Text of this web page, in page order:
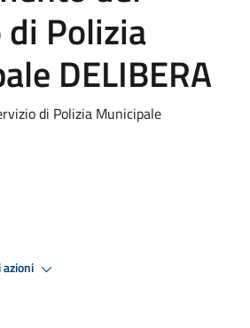
Polizia
DELIBERA
di Polizia Municipale
azioni